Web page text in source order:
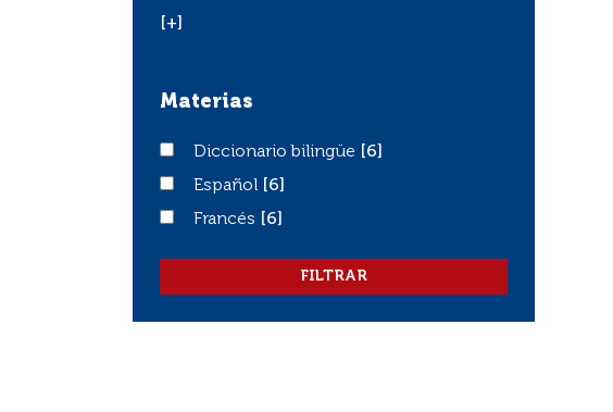
[+]
Materias
Diccionario bilingüe
Diccionario bilingüe
[6]
EspañolEspañol
[6]
FrancésFrancés [6]